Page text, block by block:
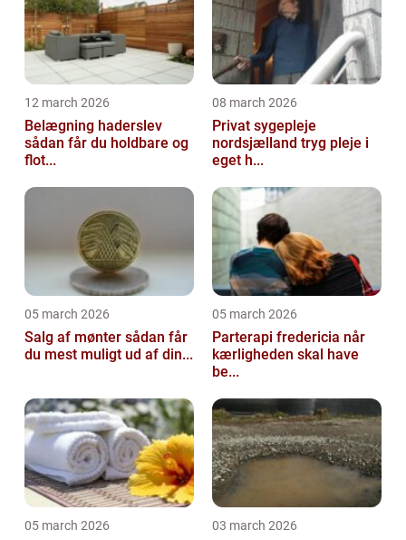
12 march 2026
Belægning haderslev
sådan får du holdbare og
flot...
08 march 2026
Privat sygepleje
nordsjælland tryg pleje i
eget h...
05 march 2026
Salg af mønter sådan får
du mest muligt ud af din...
05 march 2026
Parterapi fredericia når
kærligheden skal have
be...
05 march 2026 03 march 2026